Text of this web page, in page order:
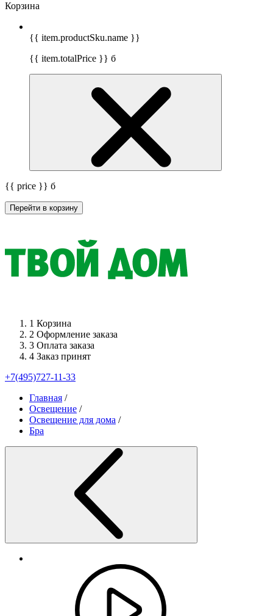
Корзина
{{ item.productSku.name }}
{{ item.totalPrice }} б
{{ price }} б
Перейти в корзину
1 Корзина
2 Оформление заказа
3 Оплата заказа
4 Заказ принят
+7(495)727-11-33
Главная /
Освещение /
Освещение для дома /
Бра